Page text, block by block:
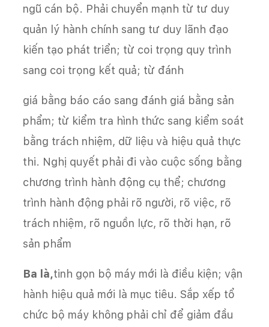
ngũ cán bộ. Phải chuyển mạnh từ tư duy
quản lý hành chính sang tư duy lãnh đạo
kiến tạo phát triển; từ coi trọng quy trình
sang coi trọng kết quả; từ đánh
giá bằng báo cáo sang đánh giá bằng sản
phẩm; từ kiểm tra hình thức sang kiểm soát
bằng trách nhiệm, dữ liệu và hiệu quả thực
thi. Nghị quyết phải đi vào cuộc sống bằng
chương trình hành động cụ thể; chương
trình hành động phải rõ người, rõ việc, rõ
trách nhiệm, rõ nguồn lực, rõ thời hạn, rõ
sản phẩm
Ba là,tinh gọn bộ máy mới là điều kiện; vận
hành hiệu quả mới là mục tiêu. Sắp xếp tổ
chức bộ máy không phải chỉ để giảm đầu